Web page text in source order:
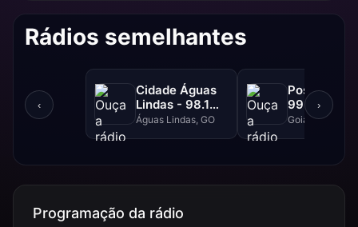
Rádios semelhantes
‹
Cidade Águas
Lindas - 98.1
FM
Águas Lindas, GO
Positiva
99.1 FM
Goiânia, GO
›
Programação da rádio